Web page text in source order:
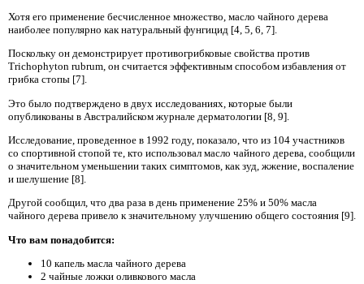
Хотя его применение бесчисленное множество, масло чайного дерева
наиболее популярно как натуральный фунгицид [4, 5, 6, 7].
Поскольку он демонстрирует противогрибковые свойства против
Trichophyton rubrum, он считается эффективным способом избавления от
грибка стопы [7].
Это было подтверждено в двух исследованиях, которые были
опубликованы в Австралийском журнале дерматологии [8, 9].
Исследование, проведенное в 1992 году, показало, что из 104 участников
со спортивной стопой те, кто использовал масло чайного дерева, сообщили
о значительном уменьшении таких симптомов, как зуд, жжение, воспаление
и шелушение [8].
Другой сообщил, что два раза в день применение 25% и 50% масла
чайного дерева привело к значительному улучшению общего состояния [9].
Что вам понадобится:
10 капель масла чайного дерева
2 чайные ложки оливкового масла